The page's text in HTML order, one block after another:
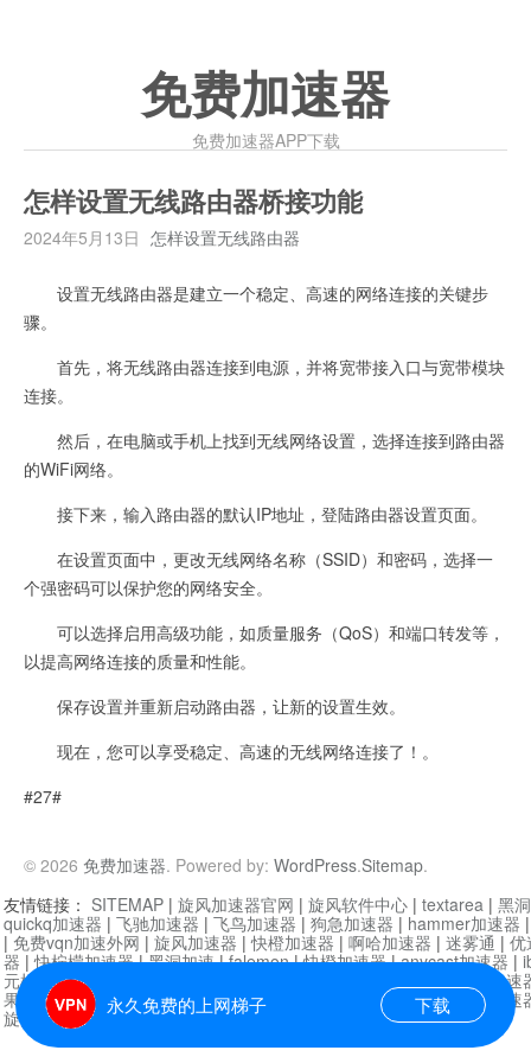
免费加速器
免费加速器APP下载
怎样设置无线路由器桥接功能
2024年5月13日 怎样设置无线路由器
设置无线路由器是建立一个稳定、高速的网络连接的关键步
骤。
首先，将无线路由器连接到电源，并将宽带接入口与宽带模块
连接。
然后，在电脑或手机上找到无线网络设置，选择连接到路由器
的WiFi网络。
接下来，输入路由器的默认IP地址，登陆路由器设置页面。
在设置页面中，更改无线网络名称（SSID）和密码，选择一
个强密码可以保护您的网络安全。
可以选择启用高级功能，如质量服务（QoS）和端口转发等，
以提高网络连接的质量和性能。
保存设置并重新启动路由器，让新的设置生效。
现在，您可以享受稳定、高速的无线网络连接了！。
#27#
© 2026 免费加速器. Powered by: WordPress.Sitemap.
永久免费的上网梯子 下载
友情链接： SITEMAP | 旋风加速器官网 | 旋风软件中心 | textarea | 黑
quickq加速器 | 飞驰加速器 | 飞鸟加速器 | 狗急加速器 | hammer加速器
| 免费vqn加速外网 | 旋风加速器 |快橙加速器 | 啊哈加速器 | 迷雾通 | 优
器 |快柠檬加速器|黑洞加速|falemon|快橙加速器|anycast加速器 |
元机场加速器
小牛加速
果加速器|黑洞加速|银河加速器|猎豹加速器 海鸥加速器|
芒果加速
旋风加速器度器|哔咔漫画|PicACG